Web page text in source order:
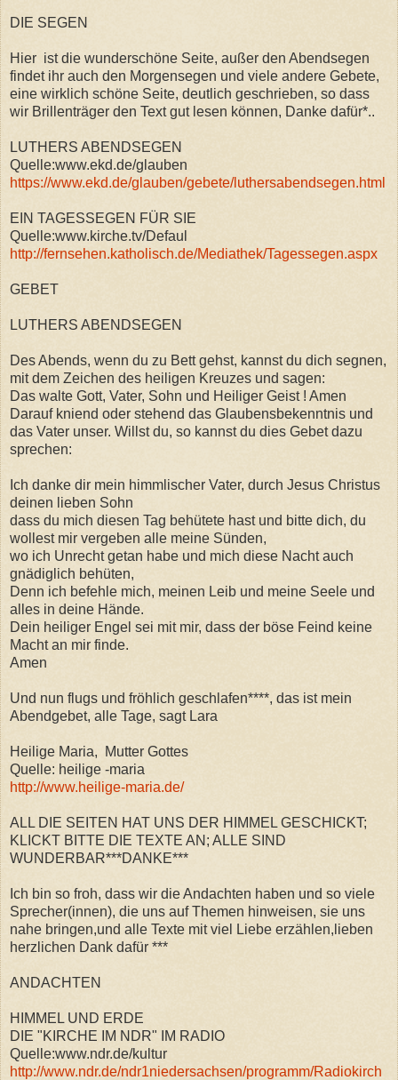
DIE SEGEN
Hier ist die wunderschöne Seite, außer den Abendsegen
findet ihr auch den Morgensegen und viele andere Gebete,
eine wirklich schöne Seite, deutlich geschrieben, so dass
wir Brillenträger den Text gut lesen können, Danke dafür*..
LUTHERS ABENDSEGEN
Quelle:www.ekd.de/glauben
https://www.ekd.de/glauben/gebete/luthersabendsegen.html
EIN TAGESSEGEN FÜR SIE
Quelle:www.kirche.tv/Defaul
http://fernsehen.katholisch.de/Mediathek/Tagessegen.aspx
GEBET
LUTHERS ABENDSEGEN
Des Abends, wenn du zu Bett gehst, kannst du dich segnen,
mit dem Zeichen des heiligen Kreuzes und sagen:
Das walte Gott, Vater, Sohn und Heiliger Geist ! Amen
Darauf kniend oder stehend das Glaubensbekenntnis und
das Vater unser. Willst du, so kannst du dies Gebet dazu
sprechen:
Ich danke dir mein himmlischer Vater, durch Jesus Christus
deinen lieben Sohn
dass du mich diesen Tag behütete hast und bitte dich, du
wollest mir vergeben alle meine Sünden,
wo ich Unrecht getan habe und mich diese Nacht auch
gnädiglich behüten,
Denn ich befehle mich, meinen Leib und meine Seele und
alles in deine Hände.
Dein heiliger Engel sei mit mir, dass der böse Feind keine
Macht an mir finde.
Amen
Und nun flugs und fröhlich geschlafen****, das ist mein
Abendgebet, alle Tage, sagt Lara
Heilige Maria, Mutter Gottes
Quelle: heilige -maria
http://www.heilige-maria.de/
ALL DIE SEITEN HAT UNS DER HIMMEL GESCHICKT;
KLICKT BITTE DIE TEXTE AN; ALLE SIND
WUNDERBAR***DANKE***
Ich bin so froh, dass wir die Andachten haben und so viele
Sprecher(innen), die uns auf Themen hinweisen, sie uns
nahe bringen,und alle Texte mit viel Liebe erzählen,lieben
herzlichen Dank dafür ***
ANDACHTEN
HIMMEL UND ERDE
DIE "KIRCHE IM NDR" IM RADIO
Quelle:www.ndr.de/kultur
http://www.ndr.de/ndr1niedersachsen/programm/Radiokirch